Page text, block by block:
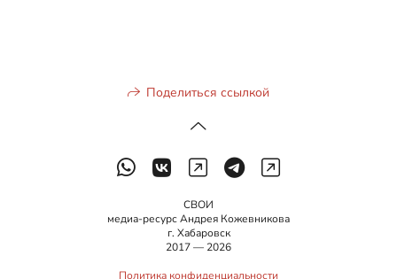
Поделиться ссылкой
СВОИ
медиа-ресурс Андрея Кожевникова
г. Хабаровск
2017 — 2026
Политика конфиденциальности